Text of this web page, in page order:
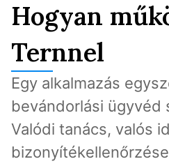
Hogyan
Ternnel
Egy alkalmazás
bevándorlási ügyvéd
Valódi tanács, valós